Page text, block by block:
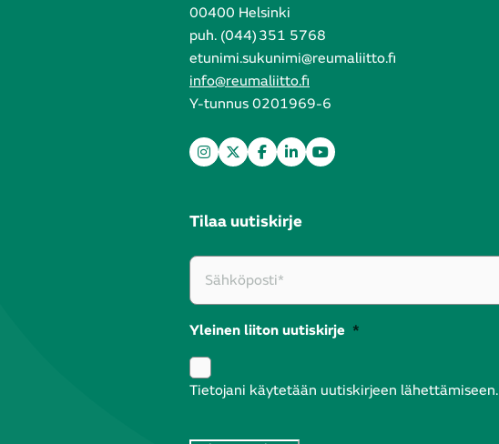
00400 Helsinki
puh. (044) 351 5768
etunimi.sukunimi@reumaliitto.fi
info@reumaliitto.fi
Y-tunnus 0201969-6
Tilaa uutiskirje
Yleinen liiton uutiskirje *
Tietojani käytetään uutiskirjeen lähettämiseen.